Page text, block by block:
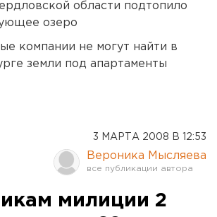
области подтопило
озеро
компании не могут найти в
земли под апартаменты
3 МАРТА 2008 В 12:53
Вероника Мысляева
милиции 2